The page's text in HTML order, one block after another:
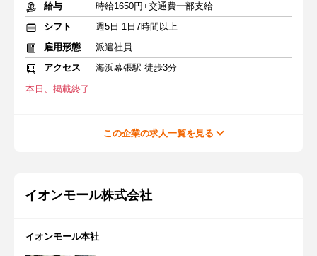
給与
時給1650円+交通費一部支給
シフト
週5日 1日7時間以上
雇用形態
派遣社員
アクセス
海浜幕張駅 徒歩3分
本日、掲載終了
この企業の求人一覧を見る
イオンモール株式会社
イオンモール本社